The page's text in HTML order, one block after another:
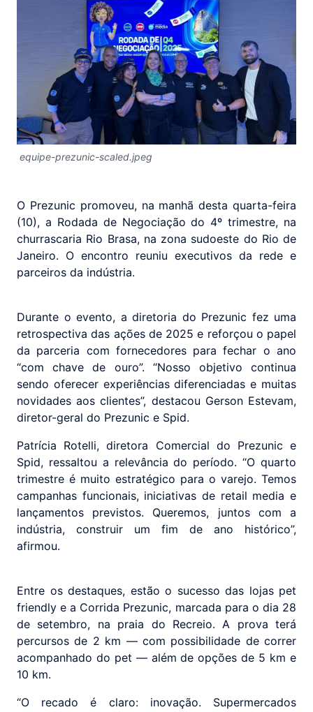
equipe-prezunic-scaled.jpeg
O Prezunic promoveu, na manhã desta quarta-feira
(10), a Rodada de Negociação do 4º trimestre, na
churrascaria Rio Brasa, na zona sudoeste do Rio de
Janeiro. O encontro reuniu executivos da rede e
parceiros da indústria.
Durante o evento, a diretoria do Prezunic fez uma
retrospectiva das ações de 2025 e reforçou o papel
da parceria com fornecedores para fechar o ano
“com chave de ouro”. “Nosso objetivo continua
sendo oferecer experiências diferenciadas e muitas
novidades aos clientes”, destacou Gerson Estevam,
diretor-geral do Prezunic e Spid.
Patrícia Rotelli, diretora Comercial do Prezunic e
Spid, ressaltou a relevância do período. “O quarto
trimestre é muito estratégico para o varejo. Temos
campanhas funcionais, iniciativas de retail media e
lançamentos previstos. Queremos, juntos com a
indústria, construir um fim de ano histórico”,
afirmou.
Entre os destaques, estão o sucesso das lojas pet
friendly e a Corrida Prezunic, marcada para o dia 28
de setembro, na praia do Recreio. A prova terá
percursos de 2 km — com possibilidade de correr
acompanhado do pet — além de opções de 5 km e
10 km.
“O recado é claro: inovação. Supermercados